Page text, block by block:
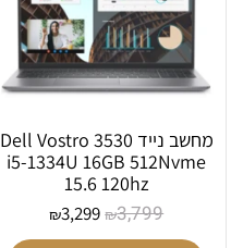
מחשב נייד Dell Vostro 3530
i5-1334U 16GB 512Nvme
15.6 120hz
₪3,799
₪3,299